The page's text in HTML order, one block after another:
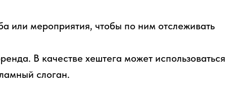
или мероприятия, чтобы по ним отслеживать
В качестве хештега может использоваться
слоган.